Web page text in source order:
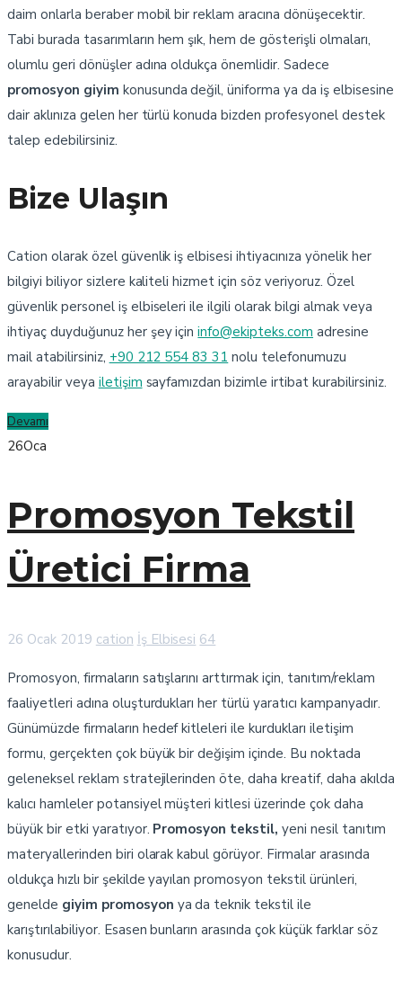
daim onlarla beraber mobil bir reklam aracına dönüşecektir.
Tabi burada tasarımların hem şık, hem de gösterişli olmaları,
olumlu geri dönüşler adına oldukça önemlidir. Sadece
promosyon giyim konusunda değil, üniforma ya da iş elbisesine
dair aklınıza gelen her türlü konuda bizden profesyonel destek
talep edebilirsiniz.
Bize Ulaşın
Cation olarak özel güvenlik iş elbisesi ihtiyacınıza yönelik her
bilgiyi biliyor sizlere kaliteli hizmet için söz veriyoruz. Özel
güvenlik personel iş elbiseleri ile ilgili olarak bilgi almak veya
ihtiyaç duyduğunuz her şey içininfo@ekipteks.com adresine
mail atabilirsiniz, +90 212 554 83 31 nolu telefonumuzu
arayabilir veya iletişim sayfamızdan bizimle irtibat kurabilirsiniz.
Devamı
26Oca
Promosyon Tekstil
Üretici Firma
26 Ocak 2019 cation İş Elbisesi 64
Promosyon, firmaların satışlarını arttırmak için, tanıtım/reklam
faaliyetleri adına oluşturdukları her türlü yaratıcı kampanyadır.
Günümüzde firmaların hedef kitleleri ile kurdukları iletişim
formu, gerçekten çok büyük bir değişim içinde. Bu noktada
geleneksel reklam stratejilerinden öte, daha kreatif, daha akılda
kalıcı hamleler potansiyel müşteri kitlesi üzerinde çok daha
büyük bir etki yaratıyor. Promosyon tekstil, yeni nesil tanıtım
materyallerinden biri olarak kabul görüyor. Firmalar arasında
oldukça hızlı bir şekilde yayılan promosyon tekstil ürünleri,
genelde giyim promosyon ya da teknik tekstil ile
karıştırılabiliyor. Esasen bunların arasında çok küçük farklar söz
konusudur.